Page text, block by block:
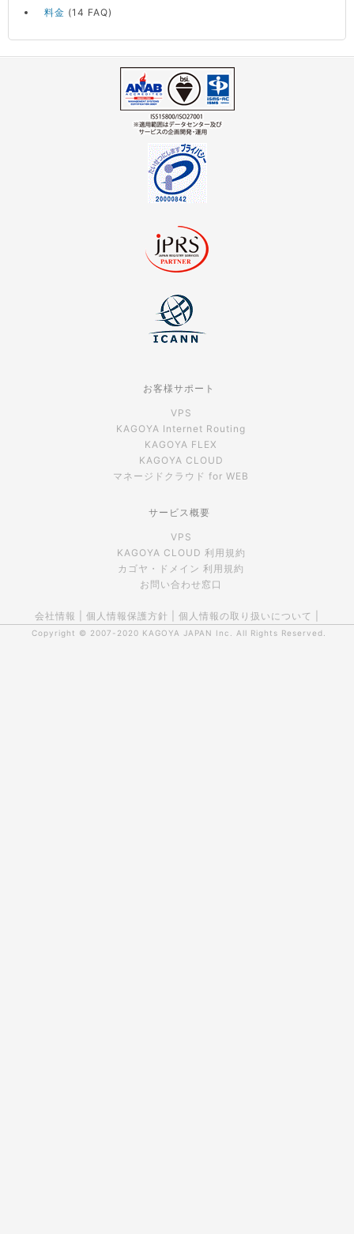
料金 (14 FAQ)
お客様サポート
VPS
KAGOYA Internet Routing
KAGOYA FLEX
KAGOYA CLOUD
マネージドクラウド for WEB
サービス概要
VPS
KAGOYA CLOUD 利用規約
カゴヤ・ドメイン 利用規約
お問い合わせ窓口
会社情報 個人情報保護方針 個人情報の取り扱いについて
Copyright © 2007-2020 KAGOYA JAPAN Inc. All Rights Reserved.